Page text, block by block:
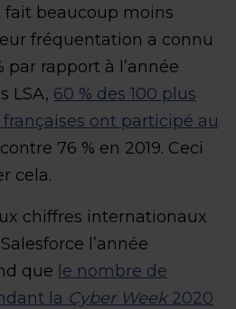
fait beaucoup moins
fréquentation a connu
par rapport à l’année
LSA, 60 % des 100 plus
ont participé au
76 % en 2019. Ceci
cela.
chiffres internationaux
l’année
que le nombre de
la Cyber Week2020